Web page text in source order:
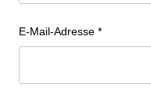
E-Mail-Adresse *